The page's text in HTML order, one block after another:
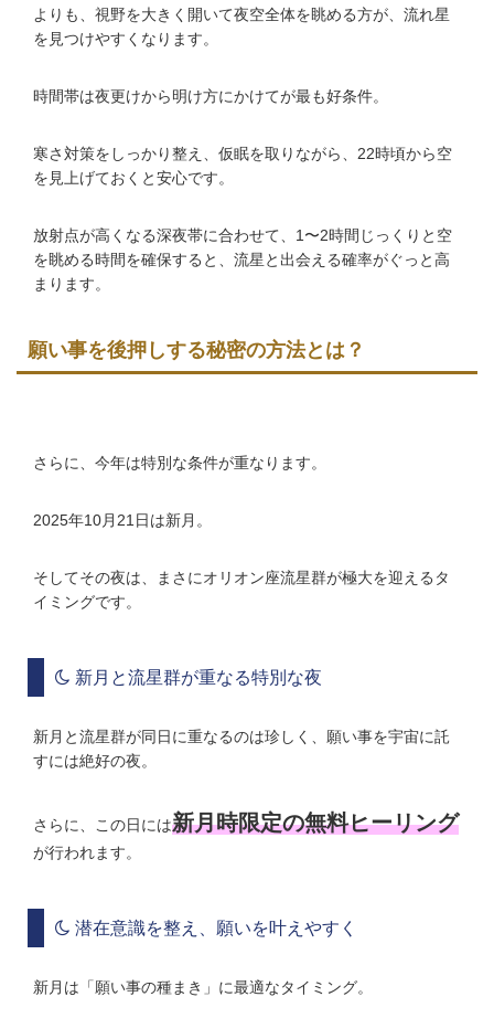
よりも、視野を大きく開いて夜空全体を眺める方が、流れ星
を見つけやすくなります。
時間帯は夜更けから明け方にかけてが最も好条件。
寒さ対策をしっかり整え、仮眠を取りながら、22時頃から空
を見上げておくと安心です。
放射点が高くなる深夜帯に合わせて、1〜2時間じっくりと空
を眺める時間を確保すると、流星と出会える確率がぐっと高
まります。
願い事を後押しする秘密の方法とは？
さらに、今年は特別な条件が重なります。
2025年10月21日は新月。
そしてその夜は、まさにオリオン座流星群が極大を迎えるタ
イミングです。
新月と流星群が重なる特別な夜
新月と流星群が同日に重なるのは珍しく、願い事を宇宙に託
すには絶好の夜。
さらに、この日には新月時限定の無料ヒーリング
が行われます。
潜在意識を整え、願いを叶えやすく
新月は「願い事の種まき」に最適なタイミング。